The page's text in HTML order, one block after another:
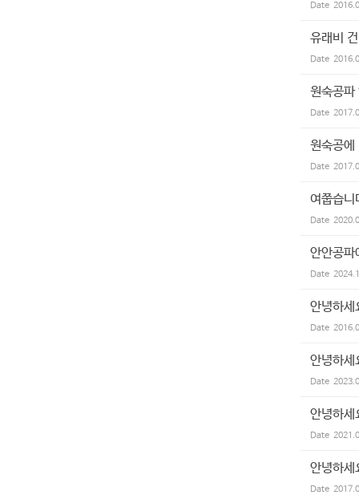
Date
유래비
Date
원숙공파
Date
원숙공에
Date
여쭙습니
Date
안안공
Date
안녕하세
Date
안녕하세
Date
안녕하세
Date
안녕하
Date